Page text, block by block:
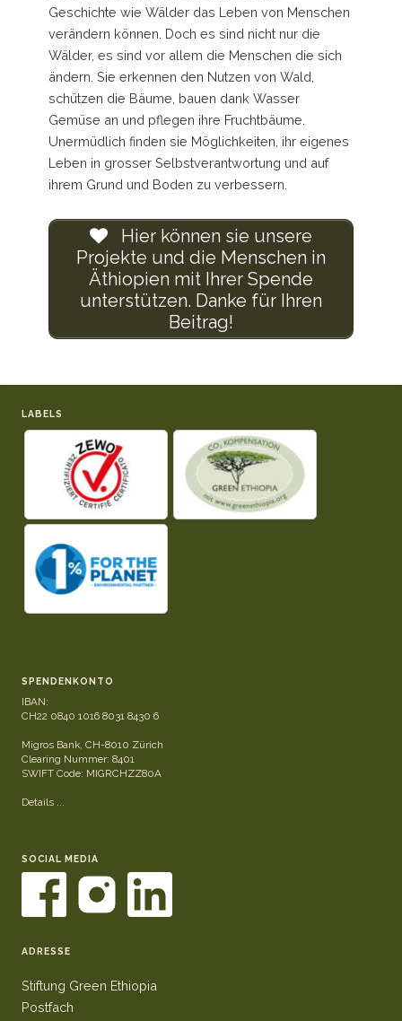
Geschichte wie Wälder das Leben von Menschen
verändern können. Doch es sind nicht nur die
Wälder, es sind vor allem die Menschen die sich
ändern. Sie erkennen den Nutzen von Wald,
schützen die Bäume, bauen dank Wasser
Gemüse an und pflegen ihre Fruchtbäume.
Unermüdlich finden sie Möglichkeiten, ihr eigenes
Leben in grosser Selbstverantwortung und auf
ihrem Grund und Boden zu verbessern.
Hier können sie unsere
Projekte und die Menschen in
Äthiopien mit Ihrer Spende
unterstützen. Danke für Ihren
Beitrag!
LABELS
SPENDENKONTO
IBAN:
CH22 0840 1016 8031 8430 6
Migros Bank, CH-8010 Zürich
Clearing Nummer: 8401
SWIFT Code: MIGRCHZZ80A
Details ...
SOCIAL MEDIA
ADRESSE
Stiftung Green Ethiopia
Postfach